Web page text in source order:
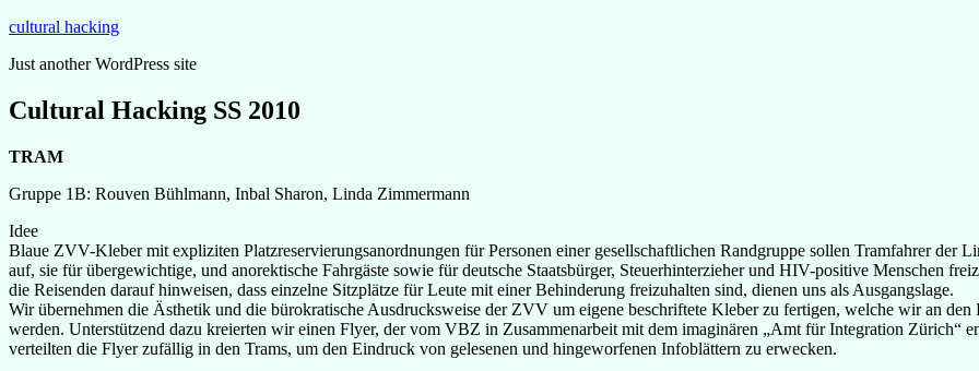
Zum
springen
cultural hacking
Just another WordPress site
Cultural Hacking SS 2010
TRAM
Gruppe 1B: Rouven Bühlmann, Inbal Sharon, Linda Zimmermann
Idee
Blaue ZVV-Kleber mit expliziten Platzreservierungsanordnungen für Personen einer gesellschaftlichen Randgruppe sollen Tramfahrer der
auf, sie für übergewichtige, und anorektische Fahrgäste sowie für deutsche Staatsbürger, Steuerhinterzieher und HIV-positive Menschen
die Reisenden darauf hinweisen, dass einzelne Sitzplätze für Leute mit einer Behinderung freizuhalten sind, dienen uns als Ausgangslage.
Wir übernehmen die Ästhetik und die bürokratische Ausdrucksweise der ZVV um eigene beschriftete Kleber zu fertigen, welche wir an den
werden. Unterstützend dazu kreierten wir einen Flyer, der vom VBZ in Zusammenarbeit mit dem imaginären „Amt für Integration Zürich“
verteilten die Flyer zufällig in den Trams, um den Eindruck von gelesenen und hingeworfenen Infoblättern zu erwecken.